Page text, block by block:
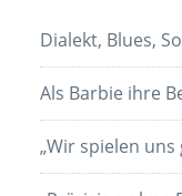
Dialekt, Blues,
Als Barbie ihre
„Wir spielen uns